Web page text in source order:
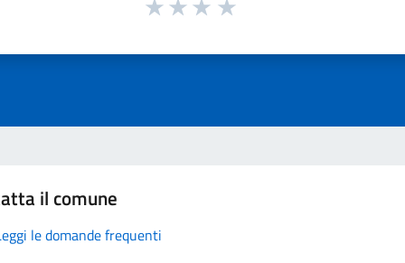
il comune
le domande frequenti